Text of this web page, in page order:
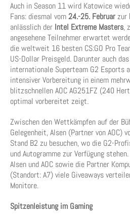
Auch in Season 11 wird Katowice
Fans: diesmal vom24.-25. Februarzur
anlässlich der Intel Extreme Masters,
angesehene Teilnehmer erwartet
die weltweit 16 besten CS:GO Pro
US-Dollar Preisgeld. Darunter auch
internationale Superteam G2 Esports
intensiver Vorbereitung in einem
blitzschnellen AOC AG251FZ (240
optimal vorbereitet zeigt.
Zwischen den Wettkämpfen auf der
Gelegenheit, Alsen (Partner von AOC)
Stand B2 zu besuchen, wo die G2-
und Autogramme zur Verfügung
Alsen und AOC sowie die Partner
(Standort: A7) viele Giveaways
Monitore.
Spitzenleistung im Gaming